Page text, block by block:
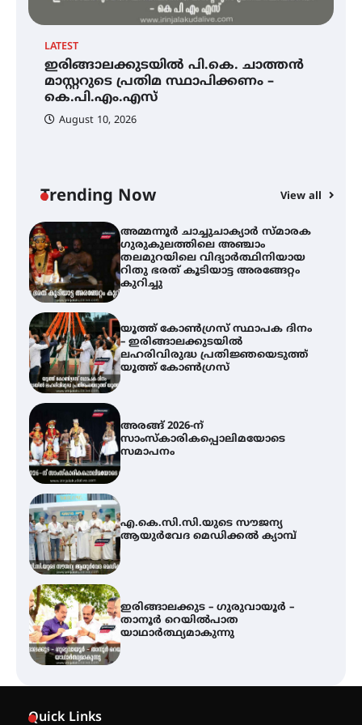
LATEST
ഇരിങ്ങാലക്കുടയിൽ പി.കെ. ചാത്തൻ
മാസ്റ്ററുടെ പ്രതിമ സ്ഥാപിക്കണം –
കെ.പി.എം.എസ്
August 10, 2026
Trending Now View all
ഇരിങ്ങാലക്കുടയിൽ പി.കെ.
ചാത്തൻ മാസ്റ്ററുടെ പ്രതിമ
സ്ഥാപിക്കണം – കെ.പി.എം.എസ്
കുറിച്ചു
യൂത്ത് കോൺഗ്രസ്‌ സ്ഥാപക ദിനം
– ഇരിങ്ങാലക്കുടയിൽ
ലഹരിവിരുദ്ധ പ്രതിജ്ഞയെടുത്ത്
യൂത്ത് കോൺഗ്രസ്
അരങ്ങ് 2026-ന്
സാംസ്കാരികപ്പൊലിമയോടെ
സമാപനം
എ.കെ.സി.സി.യുടെ സൗജന്യ
ആയുർവേദ മെഡിക്കൽ ക്യാമ്പ്
ഇരിങ്ങാലക്കുട – ഗുരുവായൂർ –
താനൂർ റെയിൽപാത
യാഥാർത്ഥ്യമാകുന്നു
ഇരിങ്ങാലക്കുടയിൽ പി.കെ.
ചാത്തൻ മാസ്റ്ററുടെ പ്രതിമ
സ്ഥാപിക്കണം – കെ.പി.എം.എസ്
അമ്മന്നൂർ ചാച്ചുചാക്യാർ സ്മാരക
Quick Links